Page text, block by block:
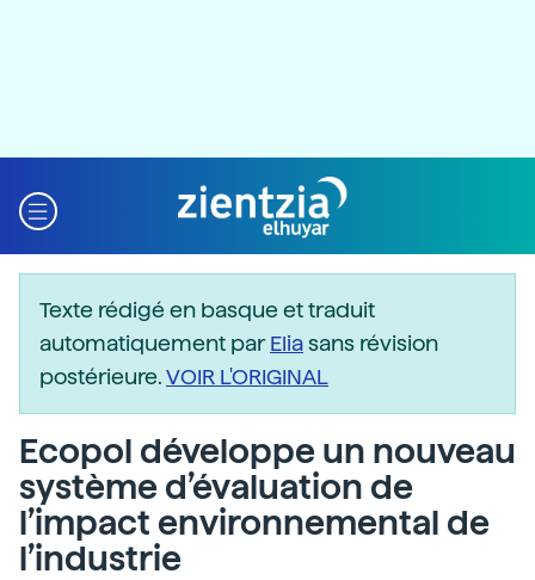
Texte rédigé en basque et traduit
automatiquement parEliasans révision
postérieure.VOIR L'ORIGINAL
Ecopol développe un nouveau
système d’évaluation de
l’impact environnemental de
l’industrie